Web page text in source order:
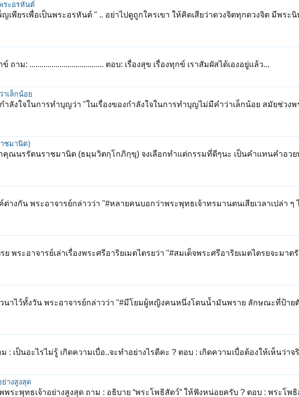
ระอรหันต์
ญเพียรเพื่อเป็นพระอรหันต์ " .. อย่าไปดูถูกใครเขา ให้คิดเสียว่าดวงจิตทุกดวงจิต มีพระ
าม: ..................................... ตอบ: เรื่องสุข เรื่องทุกข์ เราสัมผัสได้เองอยู่แล้ว...
าเล็กน้อย
กำลังใจในการทำบุญว่า "ในเรื่องของกำลังใจในการทำบุญไม่มีคำว่าเล็กน้อย สมัยช่วงพ
ชมานิต)
าคุณนรรัตนราชมานิต (ธมฺมวิตกฺโกภิกฺขุ) จงเลือกทำแต่กรรมที่ดีๆนะ เป็นคำแทนคำอวย
ต่างกัน พระอาจารย์กล่าวว่า "#หลายคนบอกว่าพระพุทธเจ้าทรมานตนเสียเวลาเปล่า ๆ
ย พระอาจารย์เล่าเรื่องพระศรีอาริยเมตไตรยว่า "#สมเด็จพระศรีอาริยเมตไตรยจะมาต
นาไว้ทั้งวัน พระอาจารย์กล่าวว่า "#มีโยมผู้หญิงคนหนึ่งโดนน้ำมันพราย ลักษณะที่ป้าย
: เป็นอะไรไม่รู้ เกิดความเบื่อ..จะทำอย่างไรดีคะ ? ตอบ : เกิดความเบื่อต้องให้เห็นว่าจ
างสูงสุด
พระพุทธเจ้าอย่างสูงสุด ถาม : อธิบาย “พระโพธิสัตว์” ให้ฟังหน่อยครับ ? ตอบ : พระโพ